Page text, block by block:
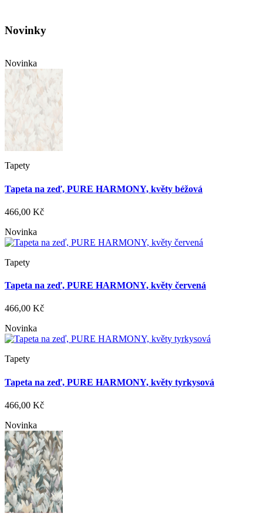
Novinky
Novinka
Tapety
Tapeta na zeď, PURE HARMONY, květy béžová
466,00 Kč
Novinka
Tapety
Tapeta na zeď, PURE HARMONY, květy červená
466,00 Kč
Novinka
Tapety
Tapeta na zeď, PURE HARMONY, květy tyrkysová
466,00 Kč
Novinka